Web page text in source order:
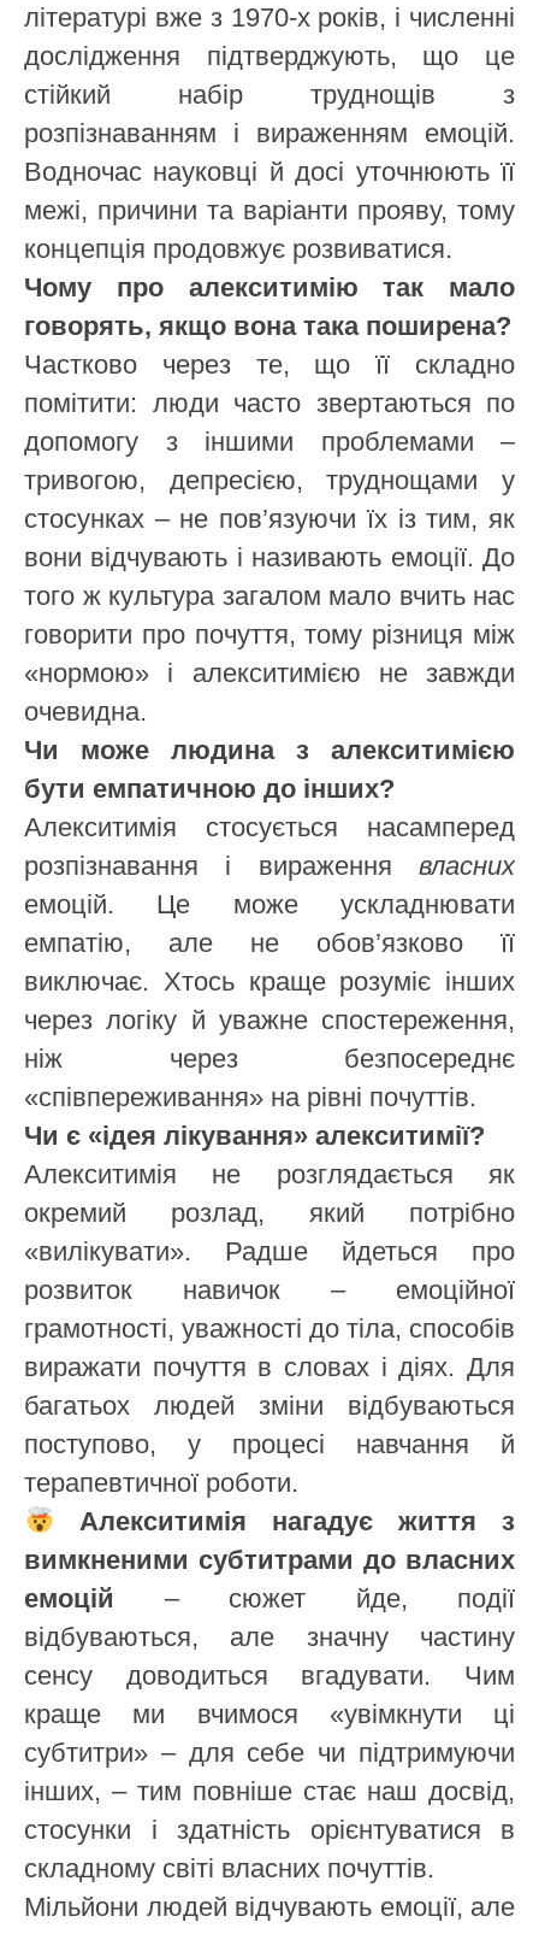
літературі вже з 1970-х років, і численні
дослідження підтверджують, що це
стійкий набір труднощів з
розпізнаванням і вираженням емоцій.
Водночас науковці й досі уточнюють її
межі, причини та варіанти прояву, тому
концепція продовжує розвиватися.
Чому про алекситимію так мало
говорять, якщо вона така поширена?
Частково через те, що її складно
помітити: люди часто звертаються по
допомогу з іншими проблемами –
тривогою, депресією, труднощами у
стосунках – не пов’язуючи їх із тим, як
вони відчувають і називають емоції. До
того ж культура загалом мало вчить нас
говорити про почуття, тому різниця між
«нормою» і алекситимією не завжди
очевидна.
Чи може людина з алекситимією
бути емпатичною до інших?
Алекситимія стосується насамперед
розпізнавання і вираження власних
емоцій. Це може ускладнювати
емпатію, але не обов’язково її
виключає. Хтось краще розуміє інших
через логіку й уважне спостереження,
ніж через безпосереднє
«співпереживання» на рівні почуттів.
Чи є «ідея лікування» алекситимії?
Алекситимія не розглядається як
окремий розлад, який потрібно
«вилікувати». Радше йдеться про
розвиток навичок – емоційної
грамотності, уважності до тіла, способів
виражати почуття в словах і діях. Для
багатьох людей зміни відбуваються
поступово, у процесі навчання й
терапевтичної роботи.
Алекситимія нагадує життя з
вимкненими субтитрами до власних
емоцій – сюжет йде, події
відбуваються, але значну частину
сенсу доводиться вгадувати. Чим
краще ми вчимося «увімкнути ці
субтитри» – для себе чи підтримуючи
інших, – тим повніше стає наш досвід,
стосунки і здатність орієнтуватися в
складному світі власних почуттів.
Мільйони людей відчувають емоції, але